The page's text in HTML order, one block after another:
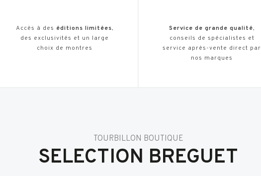
Accès à des éditions limitées,
des exclusivités et un large
choix de montres
Service de grande qualité,
conseils de spécialistes et
service après-vente direct par
nos marques
TOURBILLON BOUTIQUE
SELECTION BREGUET